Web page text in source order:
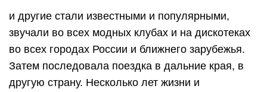
и другие стали известными и популярными,
звучали во всех модных клубах и на дискотеках
во всех городах России и ближнего зарубежья.
Затем последовала поездка в дальние края, в
другую страну. Несколько лет жизни и